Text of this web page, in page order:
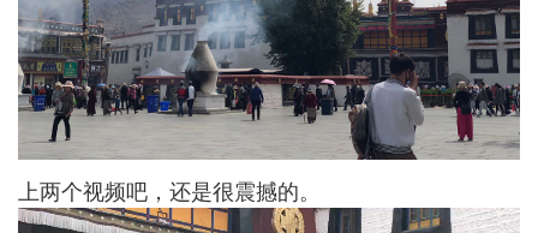
上两个视频吧，还是很震撼的。